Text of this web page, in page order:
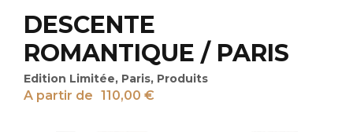
DESCENTE
ROMANTIQUE / PARIS
Edition Limitée, Paris, Produits
A partir de 110,00 €